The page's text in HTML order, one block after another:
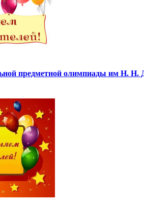
предметной олимпиады им Н. Н.